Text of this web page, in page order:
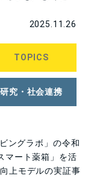
ングラボ」の令和
マート薬箱」を活
上モデルの実証事
2025.11.26
TOPICS
研究・社会連携